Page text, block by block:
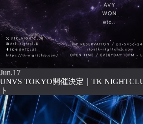
Jun.17
UNVS TOKYO開催決定｜TK
ト